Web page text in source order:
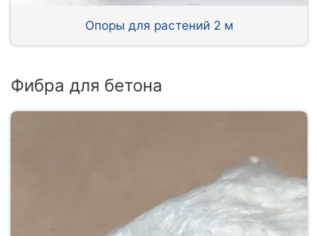
Опоры для растений 2 м
Фибра для бетона